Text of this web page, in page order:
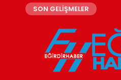
SON GELİŞMELER